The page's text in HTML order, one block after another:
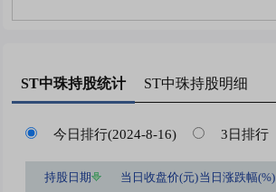
ST中珠持股统计 ST中珠持股明细
今日排行(2024-8-16) 3日排行
持股日期 当日收盘价(元)当日涨跌幅(%)